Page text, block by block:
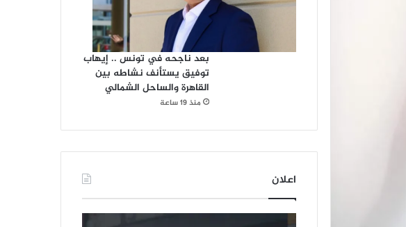
بعد ناجحه في تونس .. إيهاب
توفيق يستأنف نشاطه بين
القاهرة والساحل الشمالي
منذ 19 ساعة
اعلان